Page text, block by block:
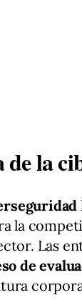
la
la
Las
de